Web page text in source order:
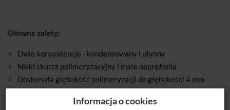
Główne zalety:
Dwie konsystencje - kondensowany i płynny
Niski skurcz polimeryzacyjny i małe naprężenia
Doskonała głębokość polimeryzacji do głębokości 4 mm
Optymalne dopasowanie koloru (efekt kameleona)
Informacja o cookies